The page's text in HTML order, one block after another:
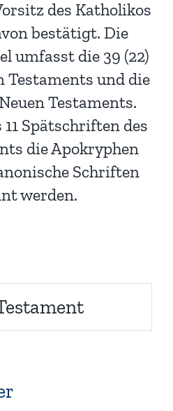
des Katholikos
bestätigt. Die
umfasst die 39 (22)
Testaments und die
Testaments.
Spätschriften des
die Apokryphen
Schriften
werden.